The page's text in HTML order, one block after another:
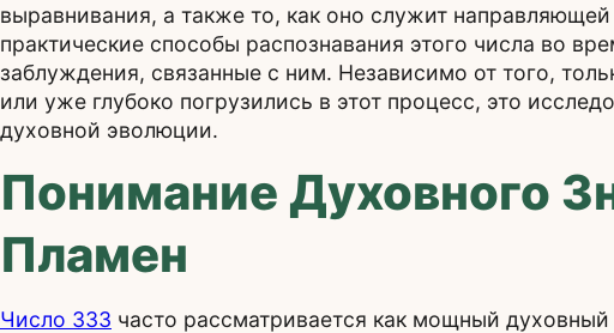
выравнивания, а также то, как оно служит
практические способы распознавания этого числа во
заблуждения, связанные с ним. Независимо от того,
или уже глубоко погрузились в этот процесс, это
духовной эволюции.
Понимание Духовного
Пламен
Число 333 часто рассматривается как мощный